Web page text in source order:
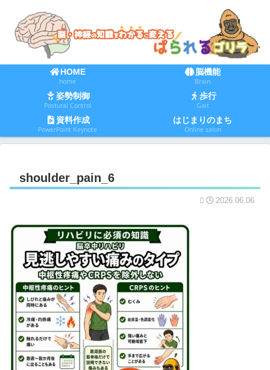
HOME
home
脳機能
Brain
姿勢制御
Postural Control
歩行
Gait
資料作成
PowerPoint Keynote
はじまりのまち
Online salon
shoulder_pain_6
2026.06.06